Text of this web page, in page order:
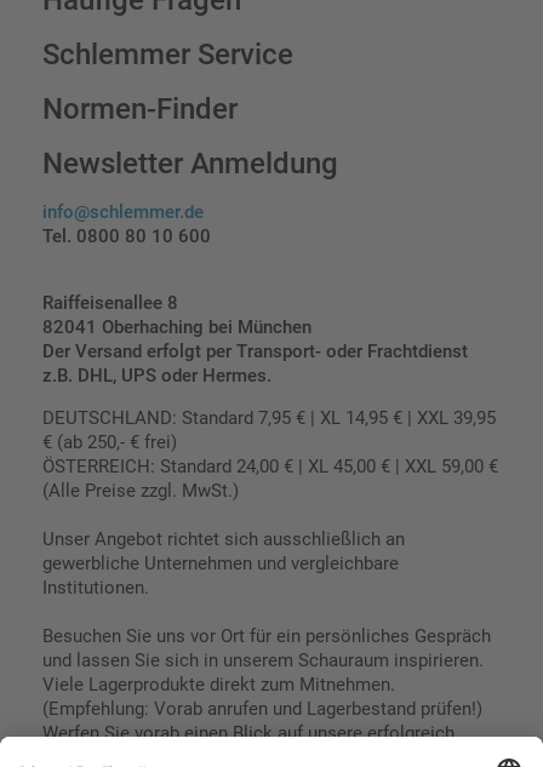
Schlemmer Service
Normen-Finder
Newsletter Anmeldung
info@schlemmer.de
Tel. 0800 80 10 600
Raiffeisenallee 8
82041 Oberhaching bei München
Der Versand erfolgt per Transport- oder Frachtdienst
z.B. DHL, UPS oder Hermes.
DEUTSCHLAND: Standard 7,95 € | XL 14,95 € | XXL 39,95
€ (ab 250,- € frei)
ÖSTERREICH: Standard 24,00 € | XL 45,00 € | XXL 59,00 €
(Alle Preise zzgl. MwSt.)
Unser Angebot richtet sich ausschließlich an
gewerbliche Unternehmen und vergleichbare
Institutionen.
Besuchen Sie uns vor Ort für ein persönliches Gespräch
und lassen Sie sich in unserem Schauraum inspirieren.
Viele Lagerprodukte direkt zum Mitnehmen.
(Empfehlung: Vorab anrufen und Lagerbestand prüfen!)
Werfen Sie vorab einen Blick auf unsere erfolgreich